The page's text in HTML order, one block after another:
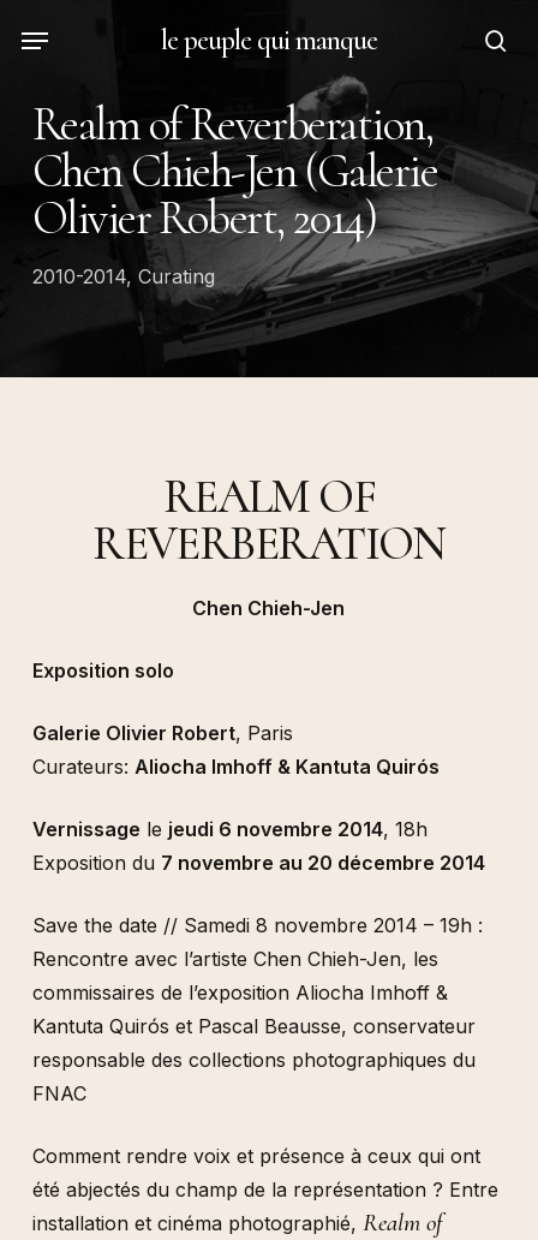
content
le peuple qui manque
Menu
Realm of Reverberation,
Chen Chieh-Jen (Galerie
Olivier Robert, 2014)
2010-2014, Curating
REALM OF
REVERBERATION
Chen Chieh-Jen
Exposition solo
Galerie Olivier Robert, Paris
Curateurs: Aliocha Imhoff & Kantuta Quirós
Vernissage le jeudi 6 novembre 2014, 18h
Exposition du 7 novembre au 20 décembre 2014
Save the date // Samedi 8 novembre 2014 – 19h :
Rencontre avec l’artiste Chen Chieh-Jen, les
commissaires de l’exposition Aliocha Imhoff &
Kantuta Quirós et Pascal Beausse, conservateur
responsable des collections photographiques du
FNAC
Comment rendre voix et présence à ceux qui ont
été abjectés du champ de la représentation ? Entre
installation et cinéma photographié, Realm of